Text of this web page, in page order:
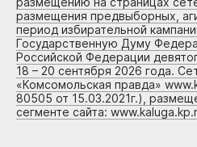
размещения предвыборных,
период избирательной
Государственную Думу
Российской Федерации
18 – 20 сентября 2026 года.
«Комсомольская правда»
80505 от 15.03.2021г.),
сегменте сайта: